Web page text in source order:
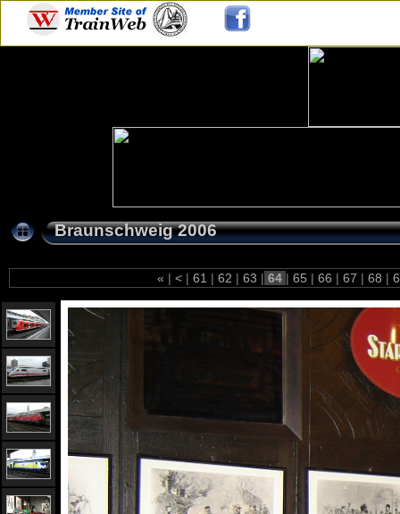
Braunschweig 2006
« | < | 61 | 62 | 63 | 64 | 65 | 66 | 67 | 68 |